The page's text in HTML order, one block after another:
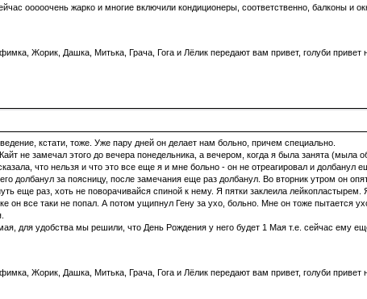
ооооочень жарко и многие включили кондиционеры, соответственно, балконы и
Жорик, Дашка, Митька, Грача, Гога и Лёлик передают вам привет, голуби привет
кстати, тоже. Уже пару дней он делает нам больно, причем специально.
не замечал этого до вечера понедельника, а вечером, когда я была занята (мыла
что нельзя и что это все еще я и мне больно - он не отреагировал и
долбанул за поясницу, после замечания еще раз долбанул. Во вторник утром он
еще раз, хоть не поворачивайся спиной к нему. Я пятки заклеила
он все таки не попал. А потом ущипнул Гену за ухо, больно. Мне он тоже пытается
для удобства мы решили, что День Рождения у него будет 1 Мая т.е. сейчас ему
Жорик, Дашка, Митька, Грача, Гога и Лёлик передают вам привет, голуби привет